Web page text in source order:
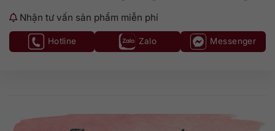
Nhận tư vấn sản phẩm miễn phí
Hotline Zalo Messenger